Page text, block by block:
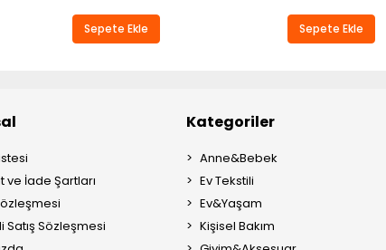
Sepete Ekle Sepete Ekle
ve İade Şartları
Satış Sözleşmesi
Kategoriler
Anne&Bebek
Ev Tekstili
Ev&Yaşam
Kişisel Bakım